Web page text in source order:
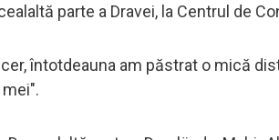
parte a Dravei, la Centrul de
întotdeauna am păstrat o mică